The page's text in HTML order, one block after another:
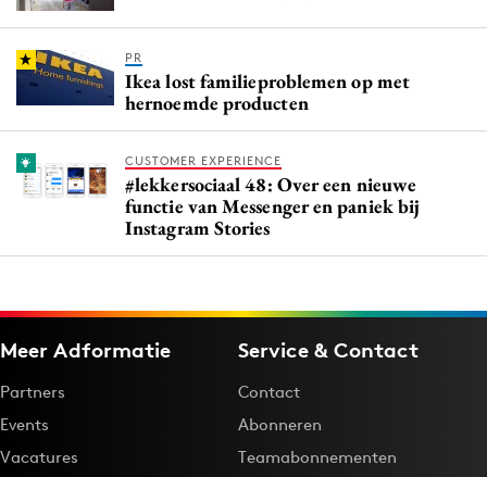
PR
Ikea lost familieproblemen op met
hernoemde producten
CUSTOMER EXPERIENCE
#lekkersociaal 48: Over een nieuwe
functie van Messenger en paniek bij
Instagram Stories
Meer Adformatie
Partners
Events
Vacatures
Service & Contact
Contact
Abonneren
Teamabonnementen